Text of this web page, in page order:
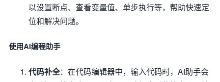
以设置断点、查看变量值、单步执行等，帮助快速定
位和解决问题。
使用AI编程助手
代码补全：在代码编辑器中，输入代码时，AI助手会